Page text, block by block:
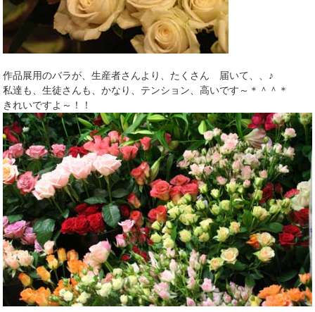
作品展用のバラが、生産者さんより、たくさん 届いて、、♪
私達も、生徒さんも、かなり、テンション、高いです～＊＾＾＊
きれいですよ～！！